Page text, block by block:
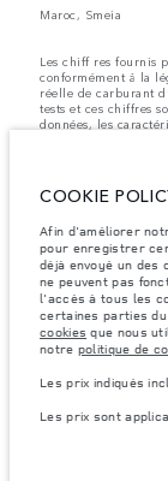
Maroc, Smeia
Les chiff res fournis
conformément å la
réelle de carburant
tests et ces chiffres
données, les
Les poids indiqués
affecteront la
véhicule, les
dépassés lorsque
et des carburants.
Remarque
mondiale de semi-
construction des
construction. Cette
images utilisées
entièrement les
Veuillez consulter
COOKIE
Afin d'améliorer
pour enregistrer
déjà envoyé un
ne peuvent pas
l'accès à tous les
certaines parties
cookies que nous
notre politique de
Les prix indiqués
Les prix sont